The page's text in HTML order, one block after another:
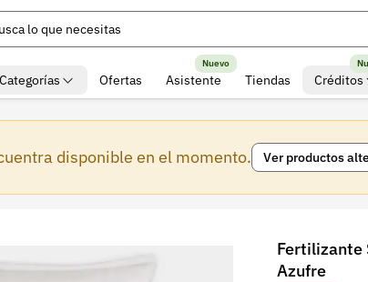
lo que necesitas
Categorías Ofertas Asistente
Nuevo
Tiendas Créditos
disponible en el momento. Ver productos
Fertilizante
Azufre